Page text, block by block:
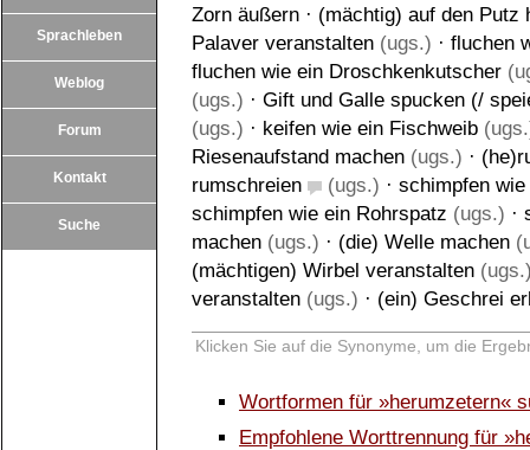
Sprachleben
Weblog
Forum
Kontakt
Suche
Zorn äußern · (mächtig) auf den Putz
Palaver veranstalten (ugs.) · fluchen
fluchen wie ein Droschkenkutscher
(ugs.) · Gift und Galle spucken (/
(ugs.) · keifen wie ein Fischweib
Riesenaufstand machen (ugs.) ·
rumschreien
(ugs.) · schimpfen
schimpfen wie ein Rohrspatz (ugs.) ·
machen (ugs.) · (die) Welle machen
(mächtigen) Wirbel veranstalten
veranstalten (ugs.) · (ein) Geschrei
Klicken Sie auf die Synonyme, um die
Wortformen für »herumzetern«
Empfohlene Worttrennung für